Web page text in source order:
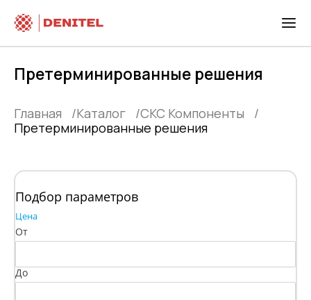
Претерминированные решения
Главная Каталог
СКС Компоненты
Претерминированные решения
Подбор параметров
Цена
От
До